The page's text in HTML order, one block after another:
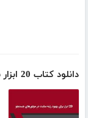
دانلود کتاب 20 ابزار برای بهبود رتبه سایت در موتورهای جستجو